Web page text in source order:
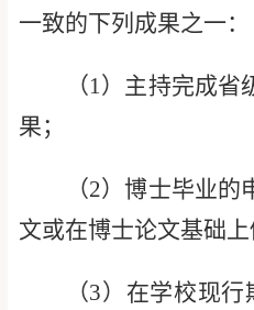
一致的下列成果之一：
（1）主持完成省
果；
（2）博士毕业的
文或在博士论文基础上
（3）在学校现行